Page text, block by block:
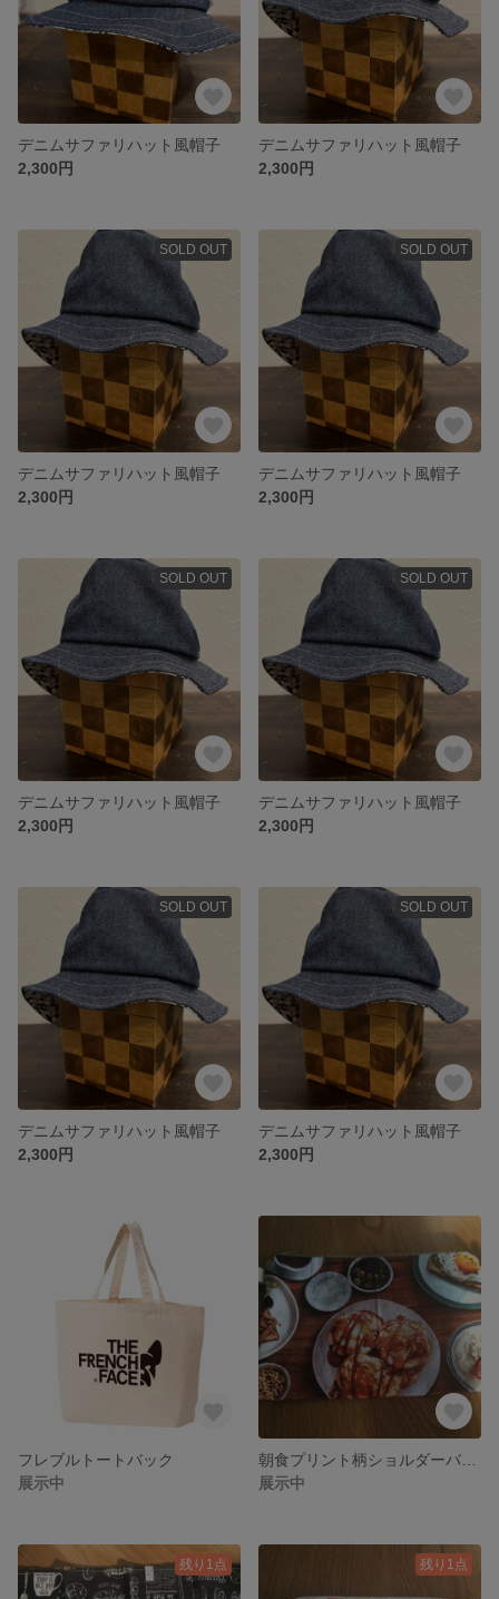
デニムサファリハット風帽子
2,300円
デニムサファリハット風帽子
2,300円
SOLD OUT
デニムサファリハット風帽子
2,300円
SOLD OUT
デニムサファリハット風帽子
2,300円
SOLD OUT
デニムサファリハット風帽子
2,300円
SOLD OUT
デニムサファリハット風帽子
2,300円
SOLD OUT
デニムサファリハット風帽子
2,300円
SOLD OUT
デニムサファリハット風帽子
2,300円
フレブルトートバック
展示中
展示中
残り1点 残り1点